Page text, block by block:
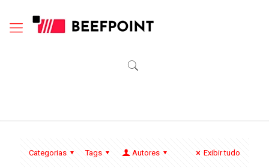
Categorias Tags Autores Exibir tudo